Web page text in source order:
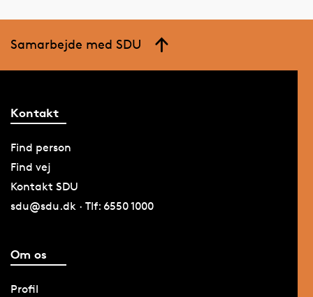
Samarbejde med SDU
Kontakt
Find person
Find vej
Kontakt SDU
sdu@sdu.dk · Tlf: 6550 1000
Om os
Profil